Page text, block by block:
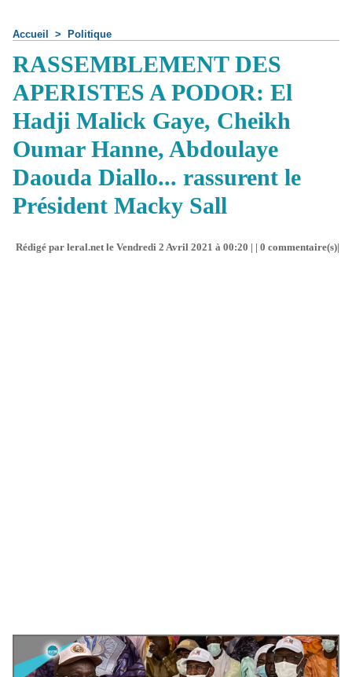
Accueil > Politique
RASSEMBLEMENT DES
APERISTES A PODOR: El
Hadji Malick Gaye, Cheikh
Oumar Hanne, Abdoulaye
Daouda Diallo... rassurent le
Président Macky Sall
Rédigé par leral.net le Vendredi 2 Avril 2021 à 00:20 | | 0 commentaire(s)|